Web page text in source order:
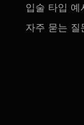
입술 타입 예
자주 묻는 질